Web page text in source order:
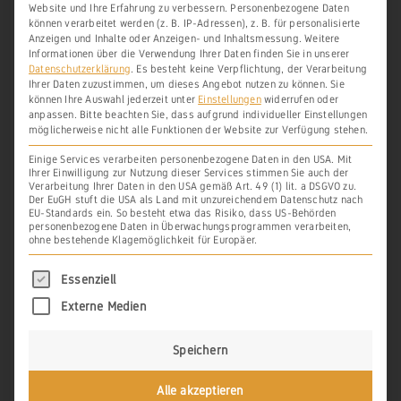
gewertet werden. Als Verantwortliche für
den Rückgang und schließlich die
Einstellung des Weinbaus im südlichen
Westerwald sind hauptsächlich die Kleine
Eiszeit und der Dreißigjährige Krieg zu
nennen.
DIE KLEINE EISZEIT
der hochmittelalterhchen Warmzeit eine
Phase der Klimaverschlechterung und
Abkuhlung ein, die schließlich um 1560
zur Kleinen Eiszeit überleitete. Diese
Website und Ihre Erfahrung zu verbessern. Personenbezogene Daten
können verarbeitet werden (z. B. IP-Adressen), z. B. für personalisierte
Anzeigen und Inhalte oder Anzeigen- und Inhaltsmessung. Weitere
Informationen über die Verwendung Ihrer Daten finden Sie in unserer
Datenschutzerklärung. Es besteht keine Verpflichtung, der Verarbeitung
Ihrer Daten zuzustimmen, um dieses Angebot nutzen zu können. Sie
können Ihre Auswahl jederzeit unter Einstellungenwiderrufen oder
anpassen. Bitte beachten Sie, dass aufgrund individueller Einstellungen
möglicherweise nicht alle Funktionen der Website zur Verfügung stehen.
Einige Services verarbeiten personenbezogene Daten in den USA. Mit
Ihrer Einwilligung zur Nutzung dieser Services stimmen Sie auch der
Verarbeitung Ihrer Daten in den USA gemäß Art. 49 (1) lit. a DSGVO zu.
Der EuGH stuft die USA als Land mit unzureichendem Datenschutz nach
EU-Standards ein. So besteht etwa das Risiko, dass US-Behörden
personenbezogene Daten in Überwachungsprogrammen verarbeiten,
ohne bestehende Klagemöglichkeit für Europäer.
Es folgt eine Liste der Service-Gruppen, für
Essenziell
Externe Medien
Speichern
Alle akzeptieren